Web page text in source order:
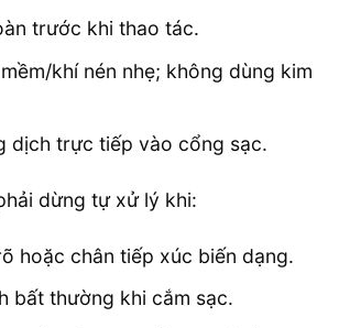
trước khi thao tác.
khí nén nhẹ; không dùng kim
dịch trực tiếp vào cổng sạc.
dừng tự xử lý khi:
hoặc chân tiếp xúc biến dạng.
bất thường khi cắm sạc.